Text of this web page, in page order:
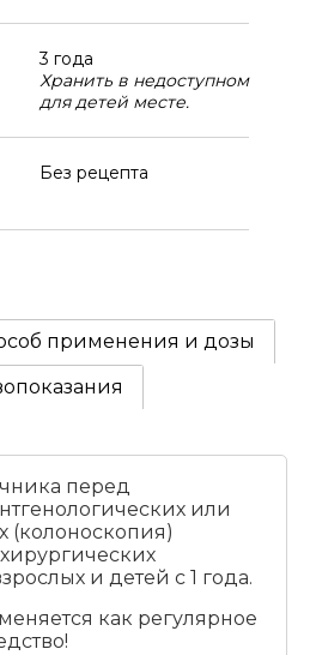
3 года
Хранить в недоступном
для детей месте.
Без рецепта
применения и дозы
перед
или
(колоноскопия)
и детей с 1 года.
как регулярное